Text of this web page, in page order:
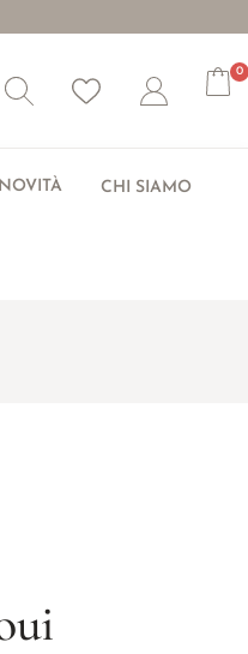
Wishlist Account
0
CHI SIAMO